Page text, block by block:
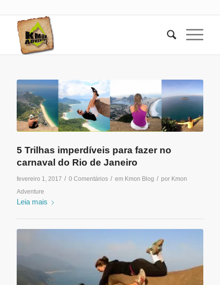
5 Trilhas imperdíveis para fazer no
carnaval do Rio de Janeiro
fevereiro 1, 2017 / 0 Comentários / em Kmon Blog / por Kmon
Adventure
Leia mais